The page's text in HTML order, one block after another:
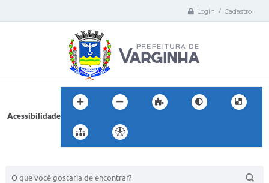
Login / Cadastro
Acessibilidade